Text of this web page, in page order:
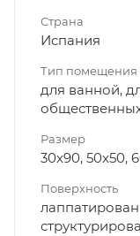
Страна
Испания
Тип помещения
для ванной,
Размер
30x90, 50x50,
Поверхность